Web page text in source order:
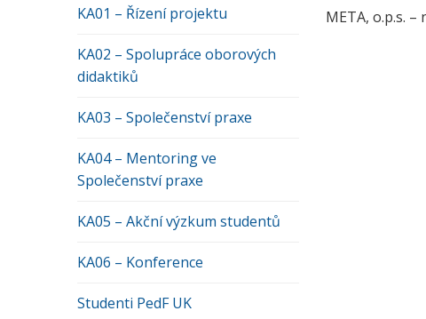
KA01 – Řízení projektu
KA02 – Spolupráce oborových
didaktiků
KA03 – Společenství praxe
KA04 – Mentoring ve
Společenství praxe
KA05 – Akční výzkum studentů
KA06 – Konference
Studenti PedF UK
META, o.p.s.